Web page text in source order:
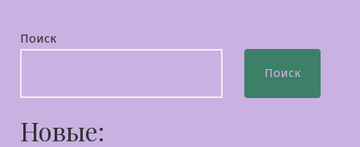
Поиск
Поиск
Новые: